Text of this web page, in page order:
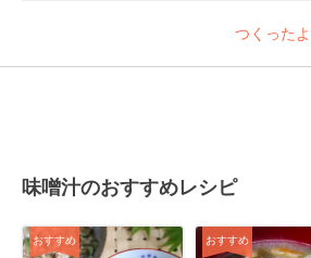
つくった
味噌汁のおすすめレシピ
おすすめ おすすめ